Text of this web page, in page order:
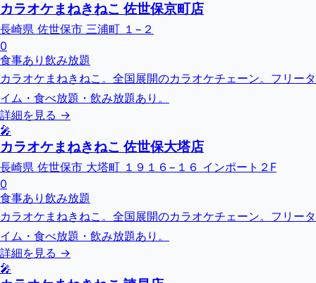
カラオケまねきねこ 佐世保京町店
長崎県 佐世保市 三浦町 １−２
0
食事あり 飲み放題
カラオケまねきねこ。全国展開のカラオケチェーン。フリータ
イム・食べ放題・飲み放題あり。
詳細を見る →
🎤
カラオケまねきねこ 佐世保大塔店
長崎県 佐世保市 大塔町 １９１６−１６ インポート２F
0
食事あり 飲み放題
カラオケまねきねこ。全国展開のカラオケチェーン。フリータ
イム・食べ放題・飲み放題あり。
詳細を見る →
🎤